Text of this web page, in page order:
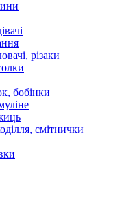
різаки
бобінки
смітнички